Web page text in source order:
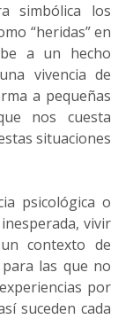
simbólica los
“heridas” en
a un hecho
vivencia de
a pequeñas
nos cuesta
situaciones
psicológica o
vivir
contexto de
las que no
por
suceden cada